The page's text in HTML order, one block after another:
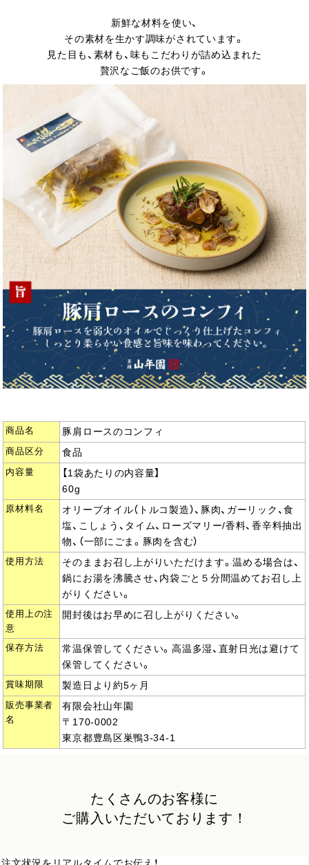
新鮮な材料を使い、
その素材を生かす調味がされています。
見た目も、素材も、味もこだわりが詰め込まれた
贅沢なご飯のお供です。
商品名 豚肩ロースのコンフィ
商品区分 食品
内容量
【1袋あたりの内容量】
60g
原材料名
オリーブオイル（トルコ製造）、豚肉、ガーリック、食
塩、こしょう、タイム、ローズマリー/香料、香辛料抽出
物、（一部にごま。豚肉を含む）
使用方法
そのままお召し上がりいただけます。温める場合は、
鍋にお湯を沸騰させ、内袋ごと５分間温めてお召し上
がりください。
使用上の注
意
開封後はお早めに召し上がりください。
保存方法
常温保管してください。高温多湿、直射日光は避けて
保管してください。
賞味期限 製造日より約5ヶ月
販売事業者
名
有限会社山年園
〒170-0002
東京都豊島区巣鴨3-34-1
たくさんのお客様に
ご購入いただいております！